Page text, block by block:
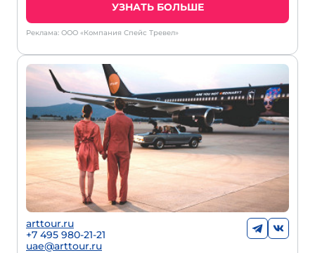
УЗНАТЬ БОЛЬШЕ
Реклама: ООО «Компания Спейс Тревел»
arttour.ru
+7 495 980-21-21
uae@arttour.ru